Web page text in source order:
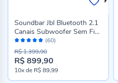
Avaliação:
96%
(60)
Soundbar Jbl Bluetooth 2.1
Canais Subwoofer Sem Fios
Sb180 Br
Preço
especial
R$ 899,90
R$ 1.399,90
10xde R$ 89,99